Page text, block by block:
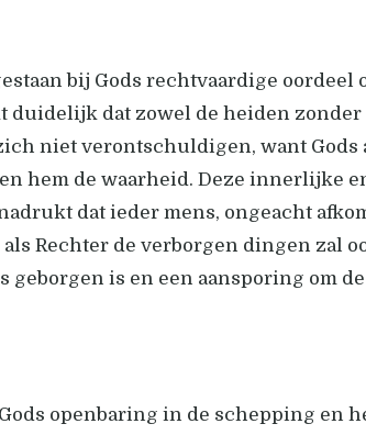
bij Gods rechtvaardige oordeel
duidelijk dat zowel de heiden zonder
niet verontschuldigen, want
hem de waarheid. Deze innerlijke
dat ieder mens, ongeacht
Rechter de verborgen dingen zal
is en een aansporing om
openbaring in de schepping en